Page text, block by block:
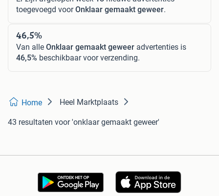
toegevoegd voorOnklaar gemaakt geweer.
46,5%
Van alle Onklaar gemaakt geweer advertenties is
46,5% beschikbaar voor verzending.
Home Heel Marktplaats
43 resultaten voor 'onklaar gemaakt geweer'